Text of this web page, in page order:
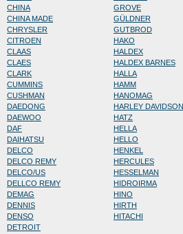
CHINA
CHINA MADE
CHRYSLER
CITROEN
CLAAS
CLAES
CLARK
CUMMINS
CUSHMAN
DAEDONG
DAEWOO
DAF
DAIHATSU
DELCO
DELCO REMY
DELCO/US
DELLCO REMY
DEMAG
DENNIS
DENSO
DETROIT
GROVE
GÜLDNER
GUTBROD
HAKO
HALDEX
HALDEX BARNES
HALLA
HAMM
HANOMAG
HARLEY DAVIDSON
HATZ
HELLA
HELLO
HENKEL
HERCULES
HESSELMAN
HIDROIRMA
HINO
HIRTH
HITACHI